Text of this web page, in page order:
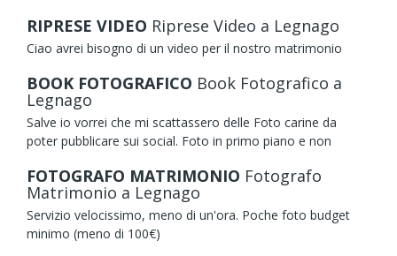
RIPRESE VIDEO Riprese Video a Legnago
Ciao avrei bisogno di un video per il nostro matrimonio
BOOK FOTOGRAFICO Book Fotografico a
Legnago
Salve io vorrei che mi scattassero delle Foto carine da
poter pubblicare sui social. Foto in primo piano e non
FOTOGRAFO MATRIMONIO Fotografo
Matrimonio a Legnago
Servizio velocissimo, meno di un'ora. Poche foto budget
minimo (meno di 100€)